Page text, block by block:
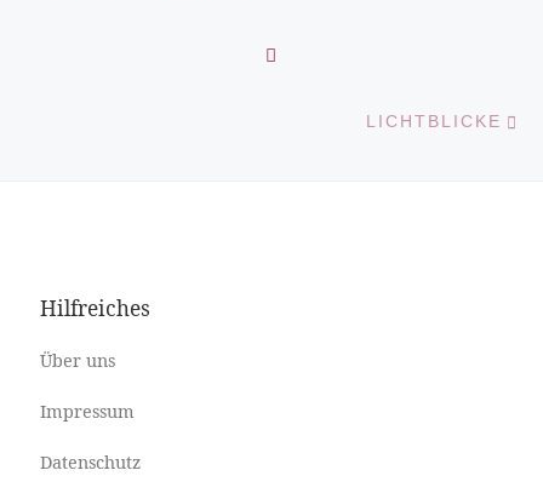
LICHTBLICKE
Hilfreiches
Über uns
Impressum
Datenschutz